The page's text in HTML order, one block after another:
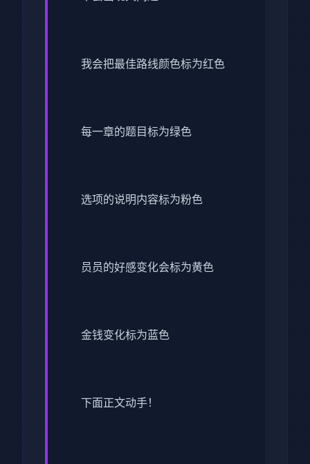
我会把最佳路线颜色标为红色
每一章的题目标为绿色
选项的说明内容标为粉色
员员的好感变化会标为黄色
金钱变化标为蓝色
下面正文动手！